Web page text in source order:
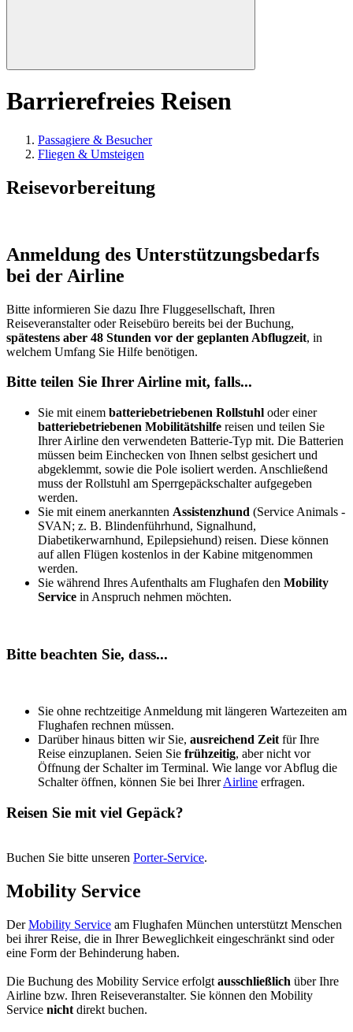
Barrierefreies Reisen
Passagiere & Besucher
Fliegen & Umsteigen
Reisevorbereitung
Anmeldung des Unterstützungsbedarfs
bei der Airline
Bitte informieren Sie dazu Ihre Fluggesellschaft, Ihren
Reiseveranstalter oder Reisebüro bereits bei der Buchung,
spätestens aber 48 Stunden vor der geplanten Abflugzeit, in
welchem Umfang Sie Hilfe benötigen.
Bitte teilen Sie Ihrer Airline mit, falls...
Sie mit einem batteriebetriebenen Rollstuhl oder einer
batteriebetriebenen Mobilitätshilfe reisen und teilen Sie
Ihrer Airline den verwendeten Batterie-Typ mit. Die Batterien
müssen beim Einchecken von Ihnen selbst gesichert und
abgeklemmt, sowie die Pole isoliert werden. Anschließend
muss der Rollstuhl am Sperrgepäckschalter aufgegeben
werden.
Sie mit einem anerkannten Assistenzhund (Service Animals -
SVAN; z. B. Blindenführhund, Signalhund,
Diabetikerwarnhund, Epilepsiehund) reisen. Diese können
auf allen Flügen kostenlos in der Kabine mitgenommen
werden.
Sie während Ihres Aufenthalts am Flughafen den Mobility
Service in Anspruch nehmen möchten.
Bitte beachten Sie, dass...
Sie ohne rechtzeitige Anmeldung mit längeren Wartezeiten am
Flughafen rechnen müssen.
Darüber hinaus bitten wir Sie, ausreichend Zeit für Ihre
Reise einzuplanen. Seien Sie frühzeitig, aber nicht vor
Öffnung der Schalter im Terminal. Wie lange vor Abflug die
Schalter öffnen, können Sie bei IhrerAirline erfragen.
Reisen Sie mit viel Gepäck?
Buchen Sie bitte unseren Porter-Service.
Mobility Service
DerMobility Service am Flughafen München unterstützt Menschen
bei ihrer Reise, die in Ihrer Beweglichkeit eingeschränkt sind oder
eine Form der Behinderung haben.
Die Buchung des Mobility Service erfolgt ausschließlich über Ihre
Airline bzw. Ihren Reiseveranstalter. Sie können den Mobility
Service nicht direkt buchen.